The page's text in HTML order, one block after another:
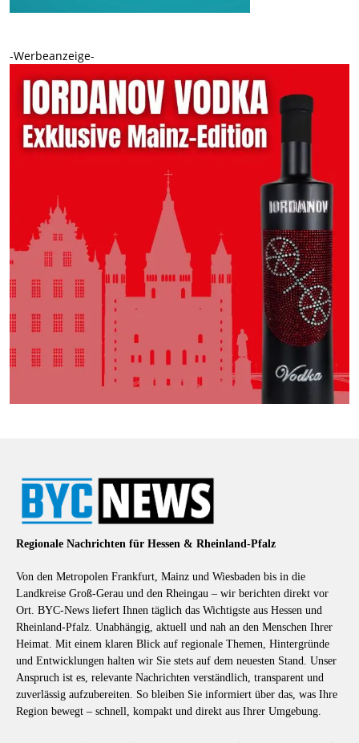
-Werbeanzeige-
Regionale Nachrichten für Hessen & Rheinland-Pfalz
Von den Metropolen Frankfurt, Mainz und Wiesbaden bis in die
Landkreise Groß-Gerau und den Rheingau – wir berichten direkt vor
Ort. BYC-News liefert Ihnen täglich das Wichtigste aus Hessen und
Rheinland-Pfalz. Unabhängig, aktuell und nah an den Menschen Ihrer
Heimat. Mit einem klaren Blick auf regionale Themen, Hintergründe
und Entwicklungen halten wir Sie stets auf dem neuesten Stand. Unser
Anspruch ist es, relevante Nachrichten verständlich, transparent und
zuverlässig aufzubereiten. So bleiben Sie informiert über das, was Ihre
Region bewegt – schnell, kompakt und direkt aus Ihrer Umgebung.